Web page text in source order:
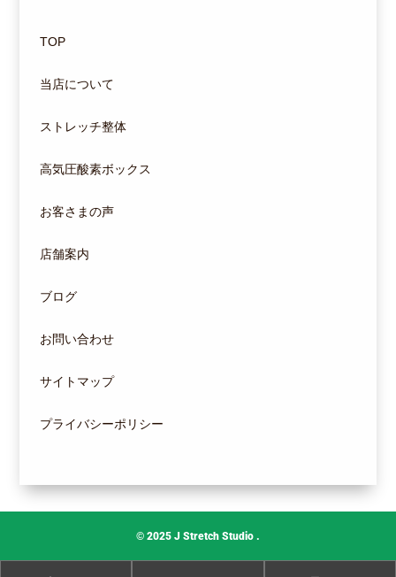
TOP
当店について
ストレッチ整体
高気圧酸素ボックス
お客さまの声
店舗案内
ブログ
お問い合わせ
サイトマップ
プライバシーポリシー
© 2025 J Stretch Studio .